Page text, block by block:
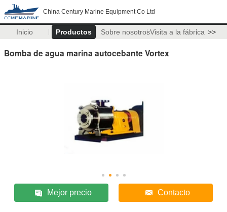
China Century Marine Equipment Co Ltd
Inicio Productos Sobre nosotrosVisita a la fábrica >>
Bomba de agua marina autocebante Vortex
Mejor precio Contacto